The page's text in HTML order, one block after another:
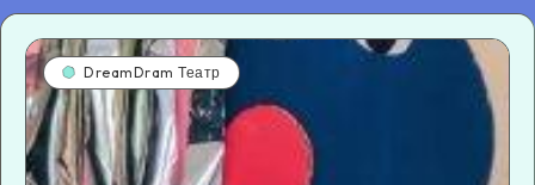
DreamDram Театр